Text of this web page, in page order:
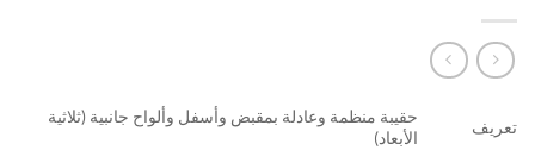
تعريف
حقيبة منظمة وعادلة بمقبض وأسفل وألواح جانبية (ثلاثية
الأبعاد)